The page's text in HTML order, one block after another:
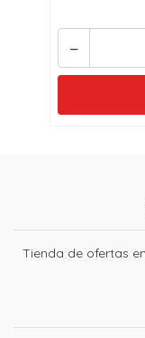
-
Tienda de ofertas